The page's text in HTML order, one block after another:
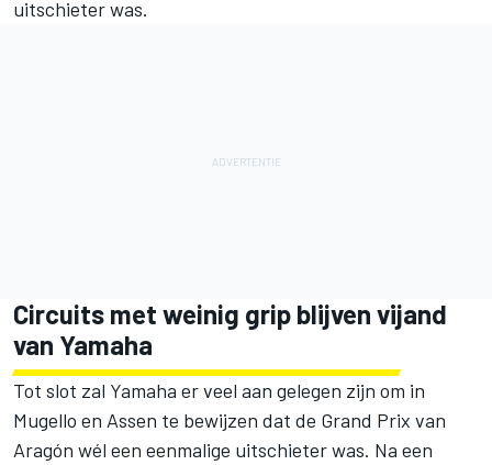
uitschieter was.
Circuits met weinig grip blijven vijand
van Yamaha
Tot slot zal Yamaha er veel aan gelegen zijn om in
Mugello en Assen te bewijzen dat de Grand Prix van
Aragón wél een eenmalige uitschieter was. Na een